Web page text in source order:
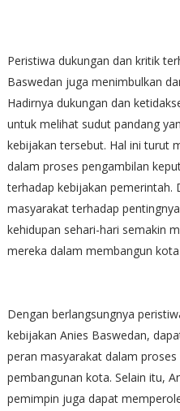
Peristiwa dukungan dan kritik
Baswedan juga menimbulkan
Hadirnya dukungan dan
untuk melihat sudut pandang
kebijakan tersebut. Hal ini turut
dalam proses pengambilan
terhadap kebijakan pemerintah.
masyarakat terhadap
kehidupan sehari-hari semakin
mereka dalam membangun
Dengan berlangsungnya
kebijakan Anies Baswedan,
peran masyarakat dalam
pembangunan kota. Selain itu,
pemimpin juga dapat